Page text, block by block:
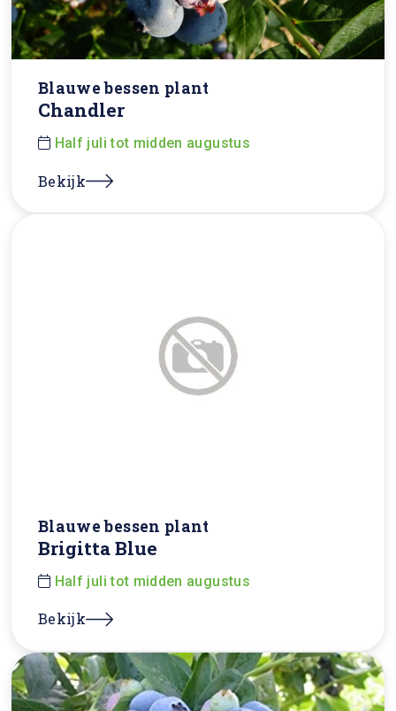
Blauwe bessen plant
Chandler
Half juli tot midden augustus
Bekijk
Blauwe bessen plant
Brigitta Blue
Half juli tot midden augustus
Bekijk